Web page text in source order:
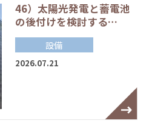
46）太陽光発電と蓄電池
の後付けを検討する…
設備
2026.07.21